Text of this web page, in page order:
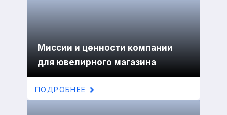
Миссии и ценности компании
для ювелирного магазина
ПОДРОБНЕЕ